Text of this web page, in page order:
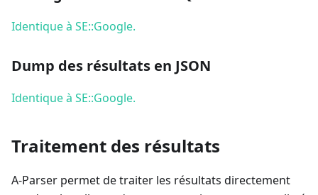
Identique à SE::Google.
Dump des résultats en JSON
Identique à SE::Google.
Traitement des résultats
A-Parser permet de traiter les résultats directement